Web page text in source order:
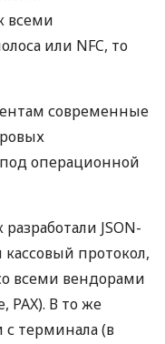
всеми
или NFC, то
современные
операционной
JSON-
протокол,
всеми вендорами
PAX). В то же
с терминала (в